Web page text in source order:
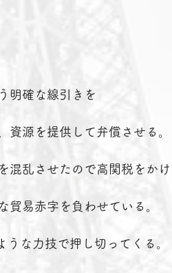
明確な線引きを
資源を提供して弁償させる。
混乱させたので高関税をか
貿易赤字を負わせている。
な力技で押し切ってくる。